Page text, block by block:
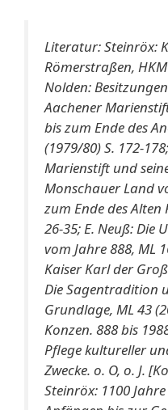
Literatur: Steinröx:
Römerstraßen, HKM
Nolden:
Aachener
bis zum Ende des
(1979/80) S. 172-
Marienstift und
Monschauer Land
zum Ende des Alten
26-35; E. Neuß: Die
vom Jahre 888, ML
Kaiser Karl der
Die Sagentradition
Grundlage, ML 43
Konzen. 888 bis
Pflege kultureller
Zwecke. o. O, o. J.
Steinröx: 1100